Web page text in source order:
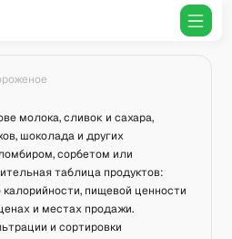
молока, сливок и сахара,
шоколада и других
сорбетом или
таблица продуктов:
пищевой ценности
и местах продажи.
и сортировки